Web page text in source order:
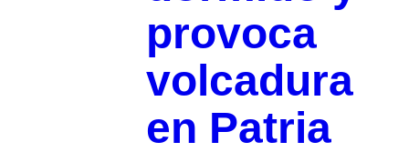
provoca
volcadura
en Patria